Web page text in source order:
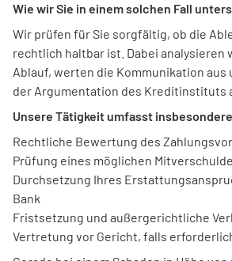
Wie wir Sie in einem solchen Fall
Wir prüfen für Sie sorgfältig, ob die
rechtlich haltbar ist. Dabei analysieren
Ablauf, werten die Kommunikation aus
der Argumentation des Kreditinstituts
Unsere Tätigkeit umfasst
Rechtliche Bewertung des
Prüfung eines möglichen
Durchsetzung Ihres
Bank
Fristsetzung und außergerichtliche
Vertretung vor Gericht, falls